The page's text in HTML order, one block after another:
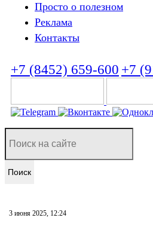
Просто о полезном
Реклама
Контакты
+7 (8452) 659-600 +7
Поиск
3 июня 2025, 12:24